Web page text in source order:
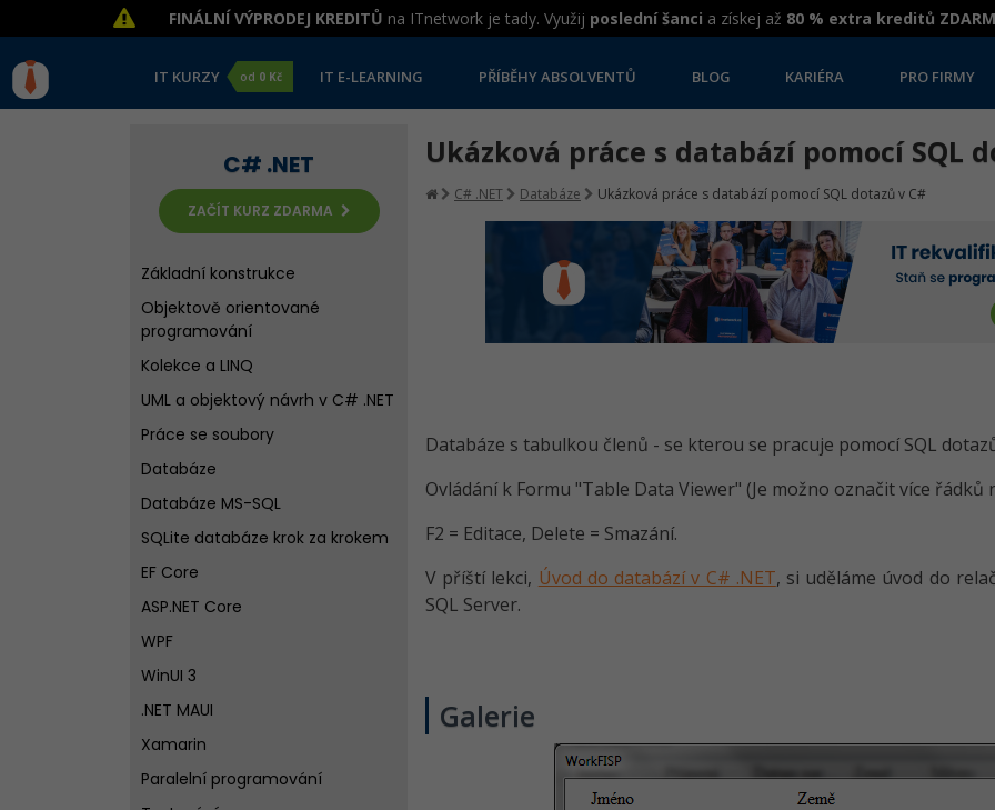
FINÁLNÍ VÝPRODEJ KREDITŮ na ITnetwork je tady. Využij poslední šanci a získej až 80 % extra kreditů
IT KURZY od 0 Kč IT E-LEARNING PŘÍBĚHY ABSOLVENTŮ BLOG KARIÉRA PRO FIRMY
C# .NET
ZAČÍT KURZ ZDARMA
Základní konstrukce
Objektově orientované
programování
Kolekce a LINQ
UML a objektový návrh v C# .NET
Práce se soubory
Databáze
Databáze MS-SQL
SQLite databáze krok za krokem
EF Core
ASP.NET Core
WPF
WinUI 3
.NET MAUI
Xamarin
Paralelní programování
Ukázková práce s databází pomocí SQL
C# .NET Databáze Ukázková práce s databází pomocí SQL dotazů v C#
Databáze s tabulkou členů - se kterou se pracuje pomocí SQL
Ovládání k Formu "Table Data Viewer" (Je možno označit více řádků
F2 = Editace, Delete = Smazání.
V příští lekci, Úvod do databází v C# .NET, si uděláme úvod do
SQL Server.
Galerie